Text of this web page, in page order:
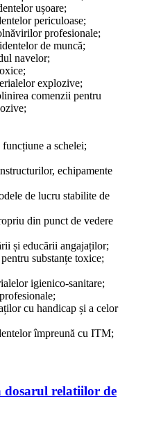
ușoare;
periculoase;
profesionale;
de muncă;
navelor;
explozive;
comenzii pentru
a schelei;
echipamente
de lucru stabilite de
din punct de vedere
și educării angajaților;
substanțe toxice;
igienico-sanitare;
cu handicap și a celor
împreună cu ITM;
dosarul relatiilor de